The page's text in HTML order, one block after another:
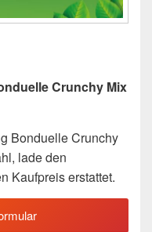
Crunchy Mix
Bonduelle Crunchy
lade den
Kaufpreis erstattet.